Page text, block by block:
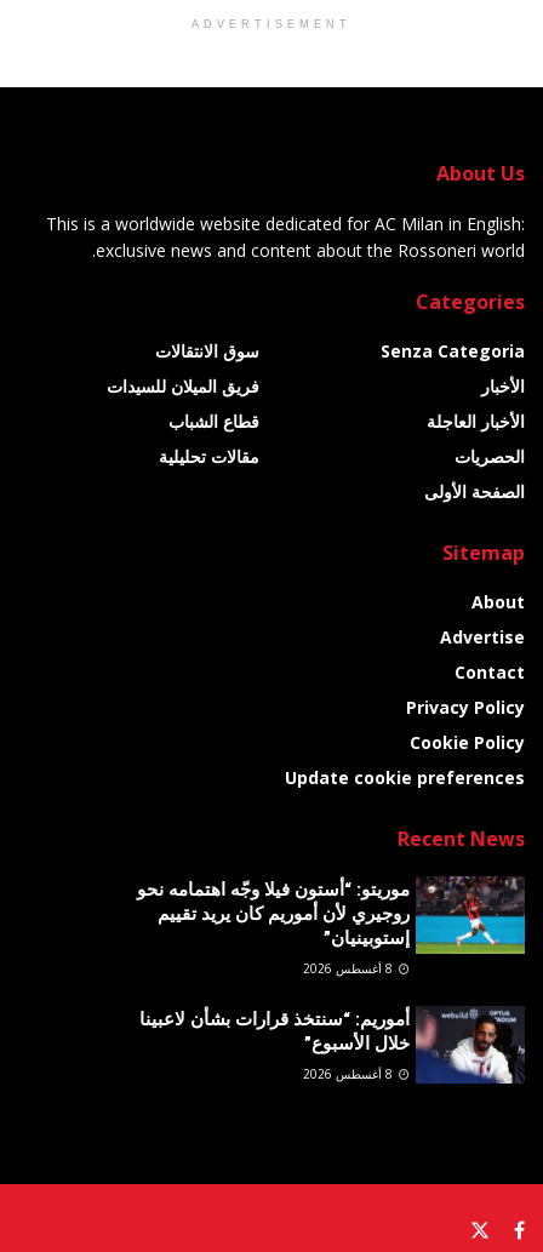
ADVERTISEMENT
About Us
This is a worldwide website dedicated for AC Milan in English:
exclusive news and content about the Rossoneri world.
Categories
Senza Categoria
الأخبار
الأخبار العاجلة
الحصريات
الصفحة الأولى
سوق الانتقالات
فريق الميلان للسيدات
قطاع الشباب
مقالات تحليلية
Sitemap
About
Advertise
Contact
Privacy Policy
Cookie Policy
Update cookie preferences
Recent News
موريتو: “أستون فيلا وجّه اهتمامه نحو
روجيري لأن أموريم كان يريد تقييم
إستوبينيان”
أموريم: “سنتخذ قرارات بشأن لاعبينا
خلال الأسبوع”